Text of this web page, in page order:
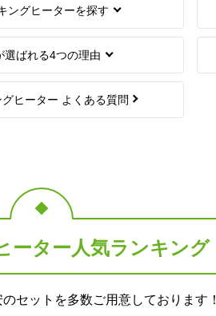
ングヒーターを探す
選ばれる4つの理由
ヒーター よくある質問
ーター人気ランキング
セットを多数ご用意しております！